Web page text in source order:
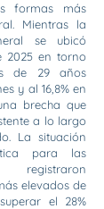
formas más
Mientras la
se ubicó
2025 en torno
de 29 años
y al 16,8% en
brecha que
a lo largo
La situación
para las
registraron
elevados de
el 28%